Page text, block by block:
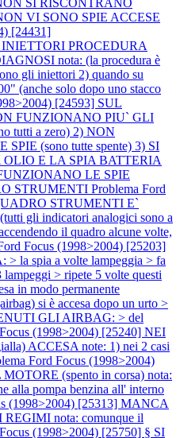
VI SONO SPIE ACCESE
[24431]
PROCEDURA
nota: (la procedura è
gli iniettori 2) quando su
(anche solo dopo uno stacco
[24593] SUL
FUNZIONANO PIU` GLI
tutti a zero) 2) NON
(sono tutte spente) 3) SI
E LA SPIA BATTERIA
LE SPIE
STRUMENTI Problema Ford
STRUMENTI E`
gli indicatori analogici sono a
il quadro alcune volte,
Focus (1998>2004) [25203]
la spia a volte lampeggia > fa
> ripete 5 volte questi
in modo permanente
si è accesa dopo un urto >
GLI AIRBAG: > del
(1998>2004) [25240] NEI
ACCESA note: 1) nei 2 casi
Ford Focus (1998>2004)
(spento in corsa) nota:
alla pompa benzina all' interno
(1998>2004) [25313] MANCA
nota: comunque il
(1998>2004) [25750] § SI